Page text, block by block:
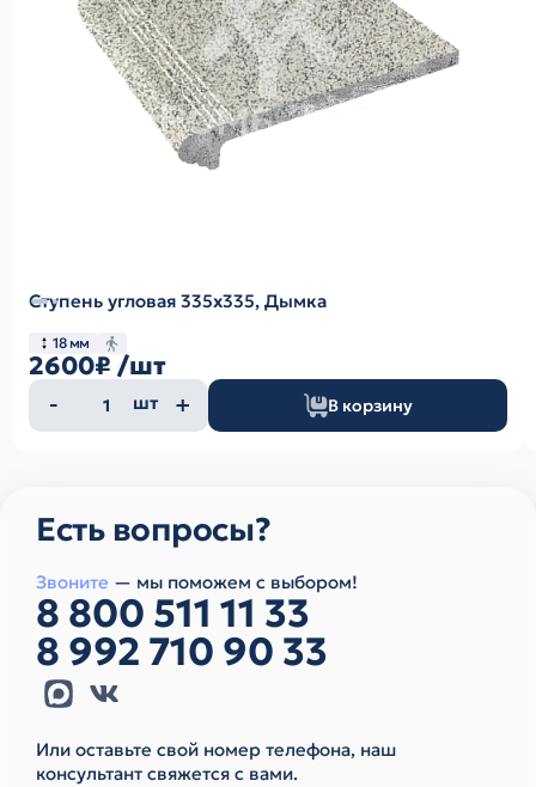
Ступень угловая 335х335, Дымка
18 мм
2600₽ /шт
Количество
шт В корзину
Есть вопросы?
Звоните — мы поможем с выбором!
8 800 511 11 33
8 992 710 90 33
Или оставьте свой номер телефона, наш
консультант свяжется с вами.